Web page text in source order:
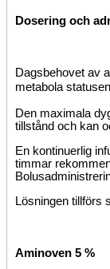
Dosering och
Dagsbehovet av
metabola
Den maximala
tillstånd och kan
En kontinuerlig
timmar
Lösningen tillförs
Aminoven 5 %